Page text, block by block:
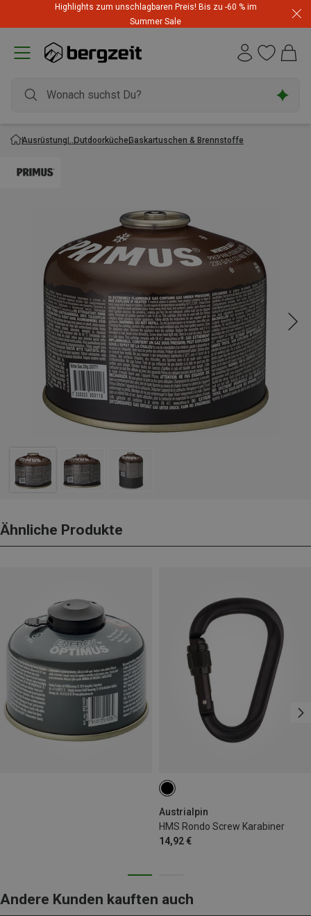
Highlights zum unschlagbaren Preis! Bis zu -60 % im
Summer Sale
Ausrüstung OutdoorkücheGaskartuschen & Brennstoffe
Ähnliche Produkte
Austrialpin
HMS Rondo Screw Karabiner
14,92 €
Andere Kunden kauften auch